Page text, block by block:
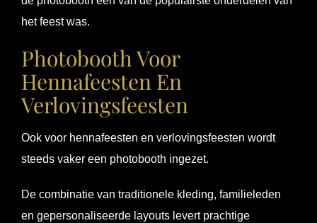
het feest was.
Photobooth Voor
Hennafeesten En
Verlovingsfeesten
Ook voor hennafeesten en verlovingsfeesten wordt
steeds vaker een photobooth ingezet.
De combinatie van traditionele kleding, familieleden
en gepersonaliseerde layouts levert prachtige